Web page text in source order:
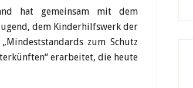
hat gemeinsam mit dem
dem Kinderhilfswerk der
zum Schutz
erarbeitet, die heute